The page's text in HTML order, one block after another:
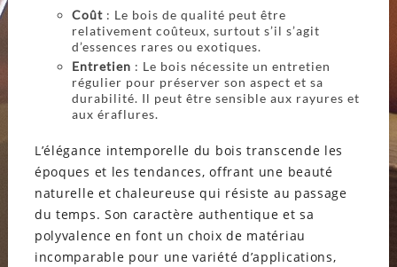
Coût: Le bois de qualité peut être
relativement coûteux, surtout s’il s’agit
d’essences rares ou exotiques.
Entretien : Le bois nécessite un entretien
régulier pour préserver son aspect et sa
durabilité. Il peut être sensible aux rayures et
aux éraflures.
L’élégance intemporelle du bois transcende les
époques et les tendances, offrant une beauté
naturelle et chaleureuse qui résiste au passage
du temps. Son caractère authentique et sa
polyvalence en font un choix de matériau
incomparable pour une variété d’applications,